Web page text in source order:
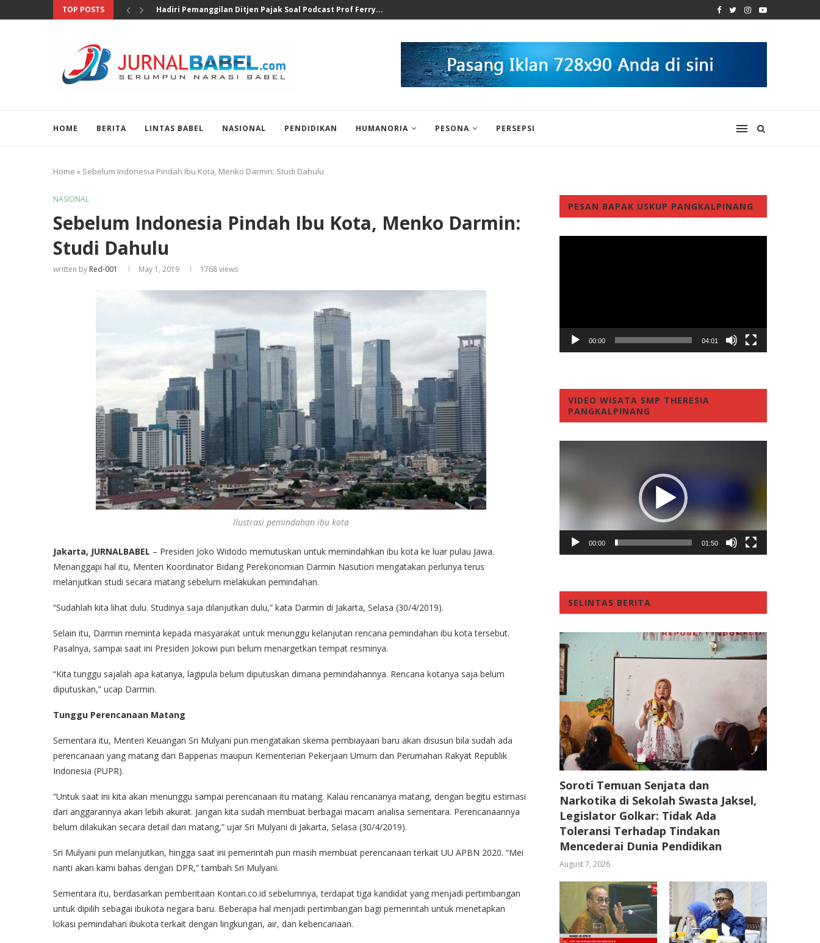
TOP POSTS Pengungkapan 46 Juta Butir Obat Ilegal Bukti Keseriusan...
HOME BERITA LINTAS BABEL NASIONAL PENDIDIKAN HUMANORIA PESONA PERSEPSI
Home » Sebelum Indonesia Pindah Ibu Kota, Menko Darmin: Studi Dahulu
NASIONAL
Sebelum Indonesia Pindah Ibu Kota, Menko Darmin:
Studi Dahulu
written by Red-001 May 1, 2019 1768views
Ilustrasi pemindahan ibu kota
Jakarta, JURNALBABEL – Presiden Joko Widodo memutuskan untuk memindahkan ibu kota ke luar pulau Jawa.
Menanggapi hal itu, Menteri Koordinator Bidang Perekonomian Darmin Nasution mengatakan perlunya terus
melanjutkan studi secara matang sebelum melakukan pemindahan.
“Sudahlah kita lihat dulu. Studinya saja dilanjutkan dulu,” kata Darmin di Jakarta, Selasa (30/4/2019).
Selain itu, Darmin meminta kepada masyarakat untuk menunggu kelanjutan rencana pemindahan ibu kota tersebut.
Pasalnya, sampai saat ini Presiden Jokowi pun belum menargetkan tempat resminya.
“Kita tunggu sajalah apa katanya, lagipula belum diputuskan dimana pemindahannya. Rencana kotanya saja belum
diputuskan,” ucap Darmin.
Tunggu Perencanaan Matang
Sementara itu, Menteri Keuangan Sri Mulyani pun mengatakan skema pembiayaan baru akan disusun bila sudah ada
perencanaan yang matang dari Bappenas maupun Kementerian Pekerjaan Umum dan Perumahan Rakyat Republik
Indonesia (PUPR).
“Untuk saat ini kita akan menunggu sampai perencanaan itu matang. Kalau rencananya matang, dengan begitu estimasi
dari anggarannya akan lebih akurat. Jangan kita sudah membuat berbagai macam analisa sementara. Perencanaannya
belum dilakukan secara detail dan matang,” ujar Sri Mulyani di Jakarta, Selasa (30/4/2019).
Sri Mulyani pun melanjutkan, hingga saat ini pemerintah pun masih membuat perencanaan terkait UU APBN 2020. “Mei
nanti akan kami bahas dengan DPR,” tambah Sri Mulyani.
Sementara itu, berdasarkan pemberitaan Kontan.co.id sebelumnya, terdapat tiga kandidat yang menjadi pertimbangan
untuk dipilih sebagai ibukota negara baru. Beberapa hal menjadi pertimbangan bagi pemerintah untuk menetapkan
lokasi pemindahan ibukota terkait dengan lingkungan, air, dan kebencanaan.
PESAN BAPAK USKUP PANGKALPINANG
00:00 04:01
VIDEO WISATA SMP THERESIA
PANGKALPINANG
00:00 01:50
SELINTAS BERITA
Soroti Temuan Senjata dan
Narkotika di Sekolah Swasta Jaksel,
Legislator Golkar: Tidak Ada
Toleransi Terhadap Tindakan
Mencederai Dunia Pendidikan
August 7, 2026